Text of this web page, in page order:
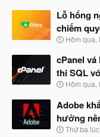
à
b
ắ
đ
ầ
u
Lỗ hổng
chiếm
N
à
b
ắ
đ
ầ
u
Hôm qua,
cPanel
thi SQL
N
à
y
b
ắ
Hôm qua,
Adobe
hưởng
N
Thứ ba